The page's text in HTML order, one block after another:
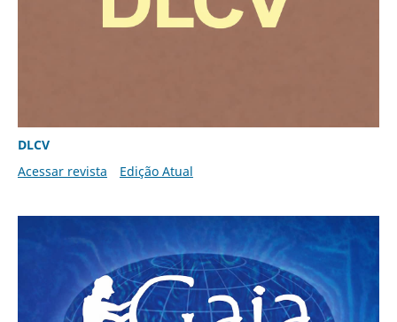
DLCV
Acessar revista
Edição Atual